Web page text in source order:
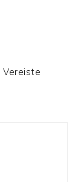
Vereiste